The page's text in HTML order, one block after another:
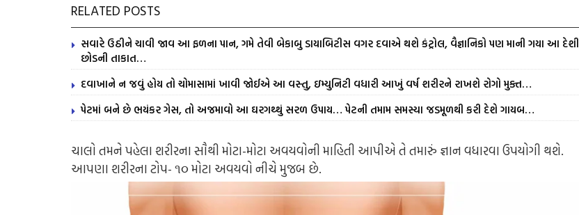
RELATED POSTS
સવારે ઉઠીને ચાવી જાવ આ ફળના પાન, ગમે તેવી બેકાબુ ડાયાબિટીસ વગર દવાએ થશે કંટ્રોલ, વૈજ્ઞાનિકો પણ માની ગયા આ દેશી
છોડની તાકાત…
દવાખાને ન જવું હોય તો ચોમાસામાં ખાવી જોઈએ આ વસ્તુ, ઇમ્યુનિટી વધારી આખું વર્ષ શરીરને રાખશે રોગો મુક્ત…
પેટમાં બને છે ભયંકર ગેસ, તો અજમાવો આ ઘરગથ્થું સરળ ઉપાય… પેટની તમામ સમસ્યા જડમૂળથી કરી દેશે ગાયબ…
ચાલો તમને પહેલા શરીરના સૌથી મોટા-મોટા અવયવોની માહિતી આપીએ તે તમારું જ્ઞાન વધારવા ઉપયોગી થશે.
આપણા શરીરના ટોપ- ૧૦ મોટા અવયવો નીચે મુજબ છે.